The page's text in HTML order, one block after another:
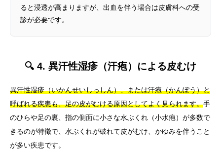
ると浸透が高まりますが、出血を伴う場合は皮膚科への受
診が必要です。
🔍 4. 異汗性湿疹（汗疱）による皮むけ
異汗性湿疹（いかんせいしっしん）、または汗疱（かんぽう）と
呼ばれる疾患も、足の皮がむける原因としてよく見られます。手
のひらや足の裏、指の側面に小さな水ぶくれ（小水疱）が多数で
きるのが特徴で、水ぶくれが破れて皮がむけ、かゆみを伴うこと
が多い疾患です。